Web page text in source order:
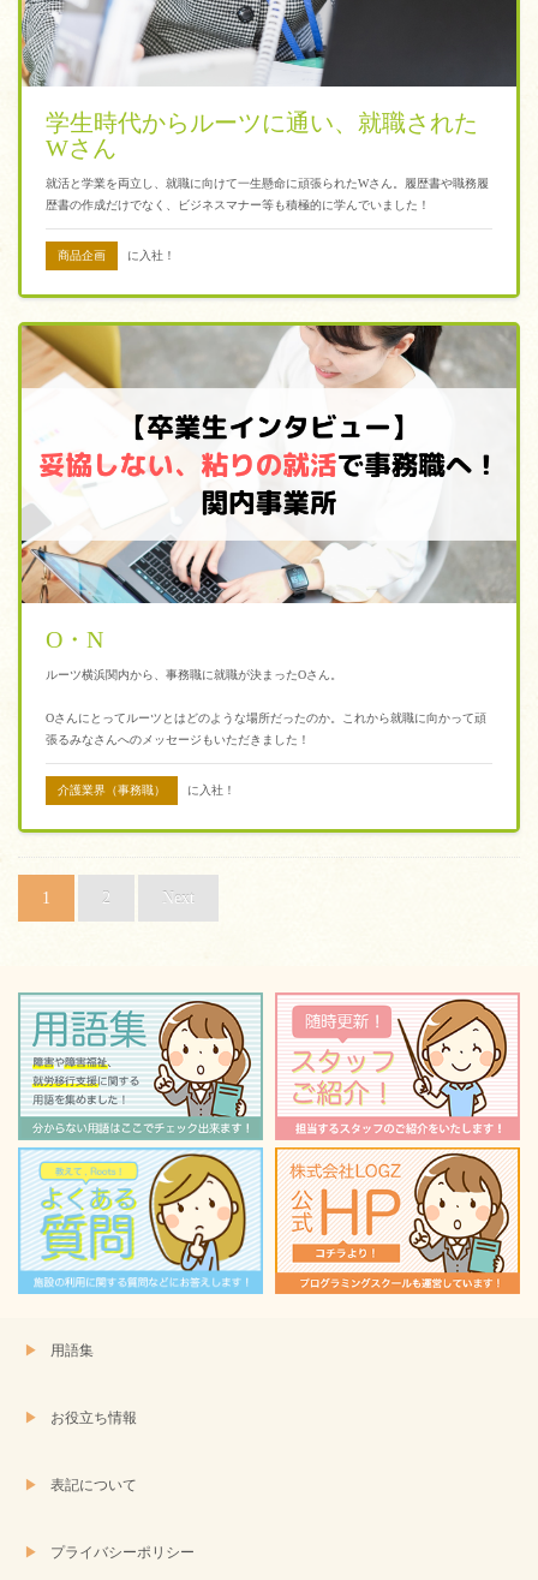
学生時代からルーツに通い、就職された
Wさん
就活と学業を両立し、就職に向けて一生懸命に頑張られたWさん。履歴書や職務履
歴書の作成だけでなく、ビジネスマナー等も積極的に学んでいました！
商品企画 に入社！
O・N
ルーツ横浜関内から、事務職に就職が決まったOさん。
Oさんにとってルーツとはどのような場所だったのか。これから就職に向かって頑
張るみなさんへのメッセージもいただきました！
介護業界（事務職） に入社！
1 2 Next
用語集
お役立ち情報
表記について
プライバシーポリシー